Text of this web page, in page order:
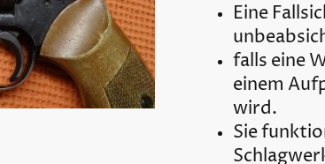
Eine
falls eine
einem
wird.
Sie